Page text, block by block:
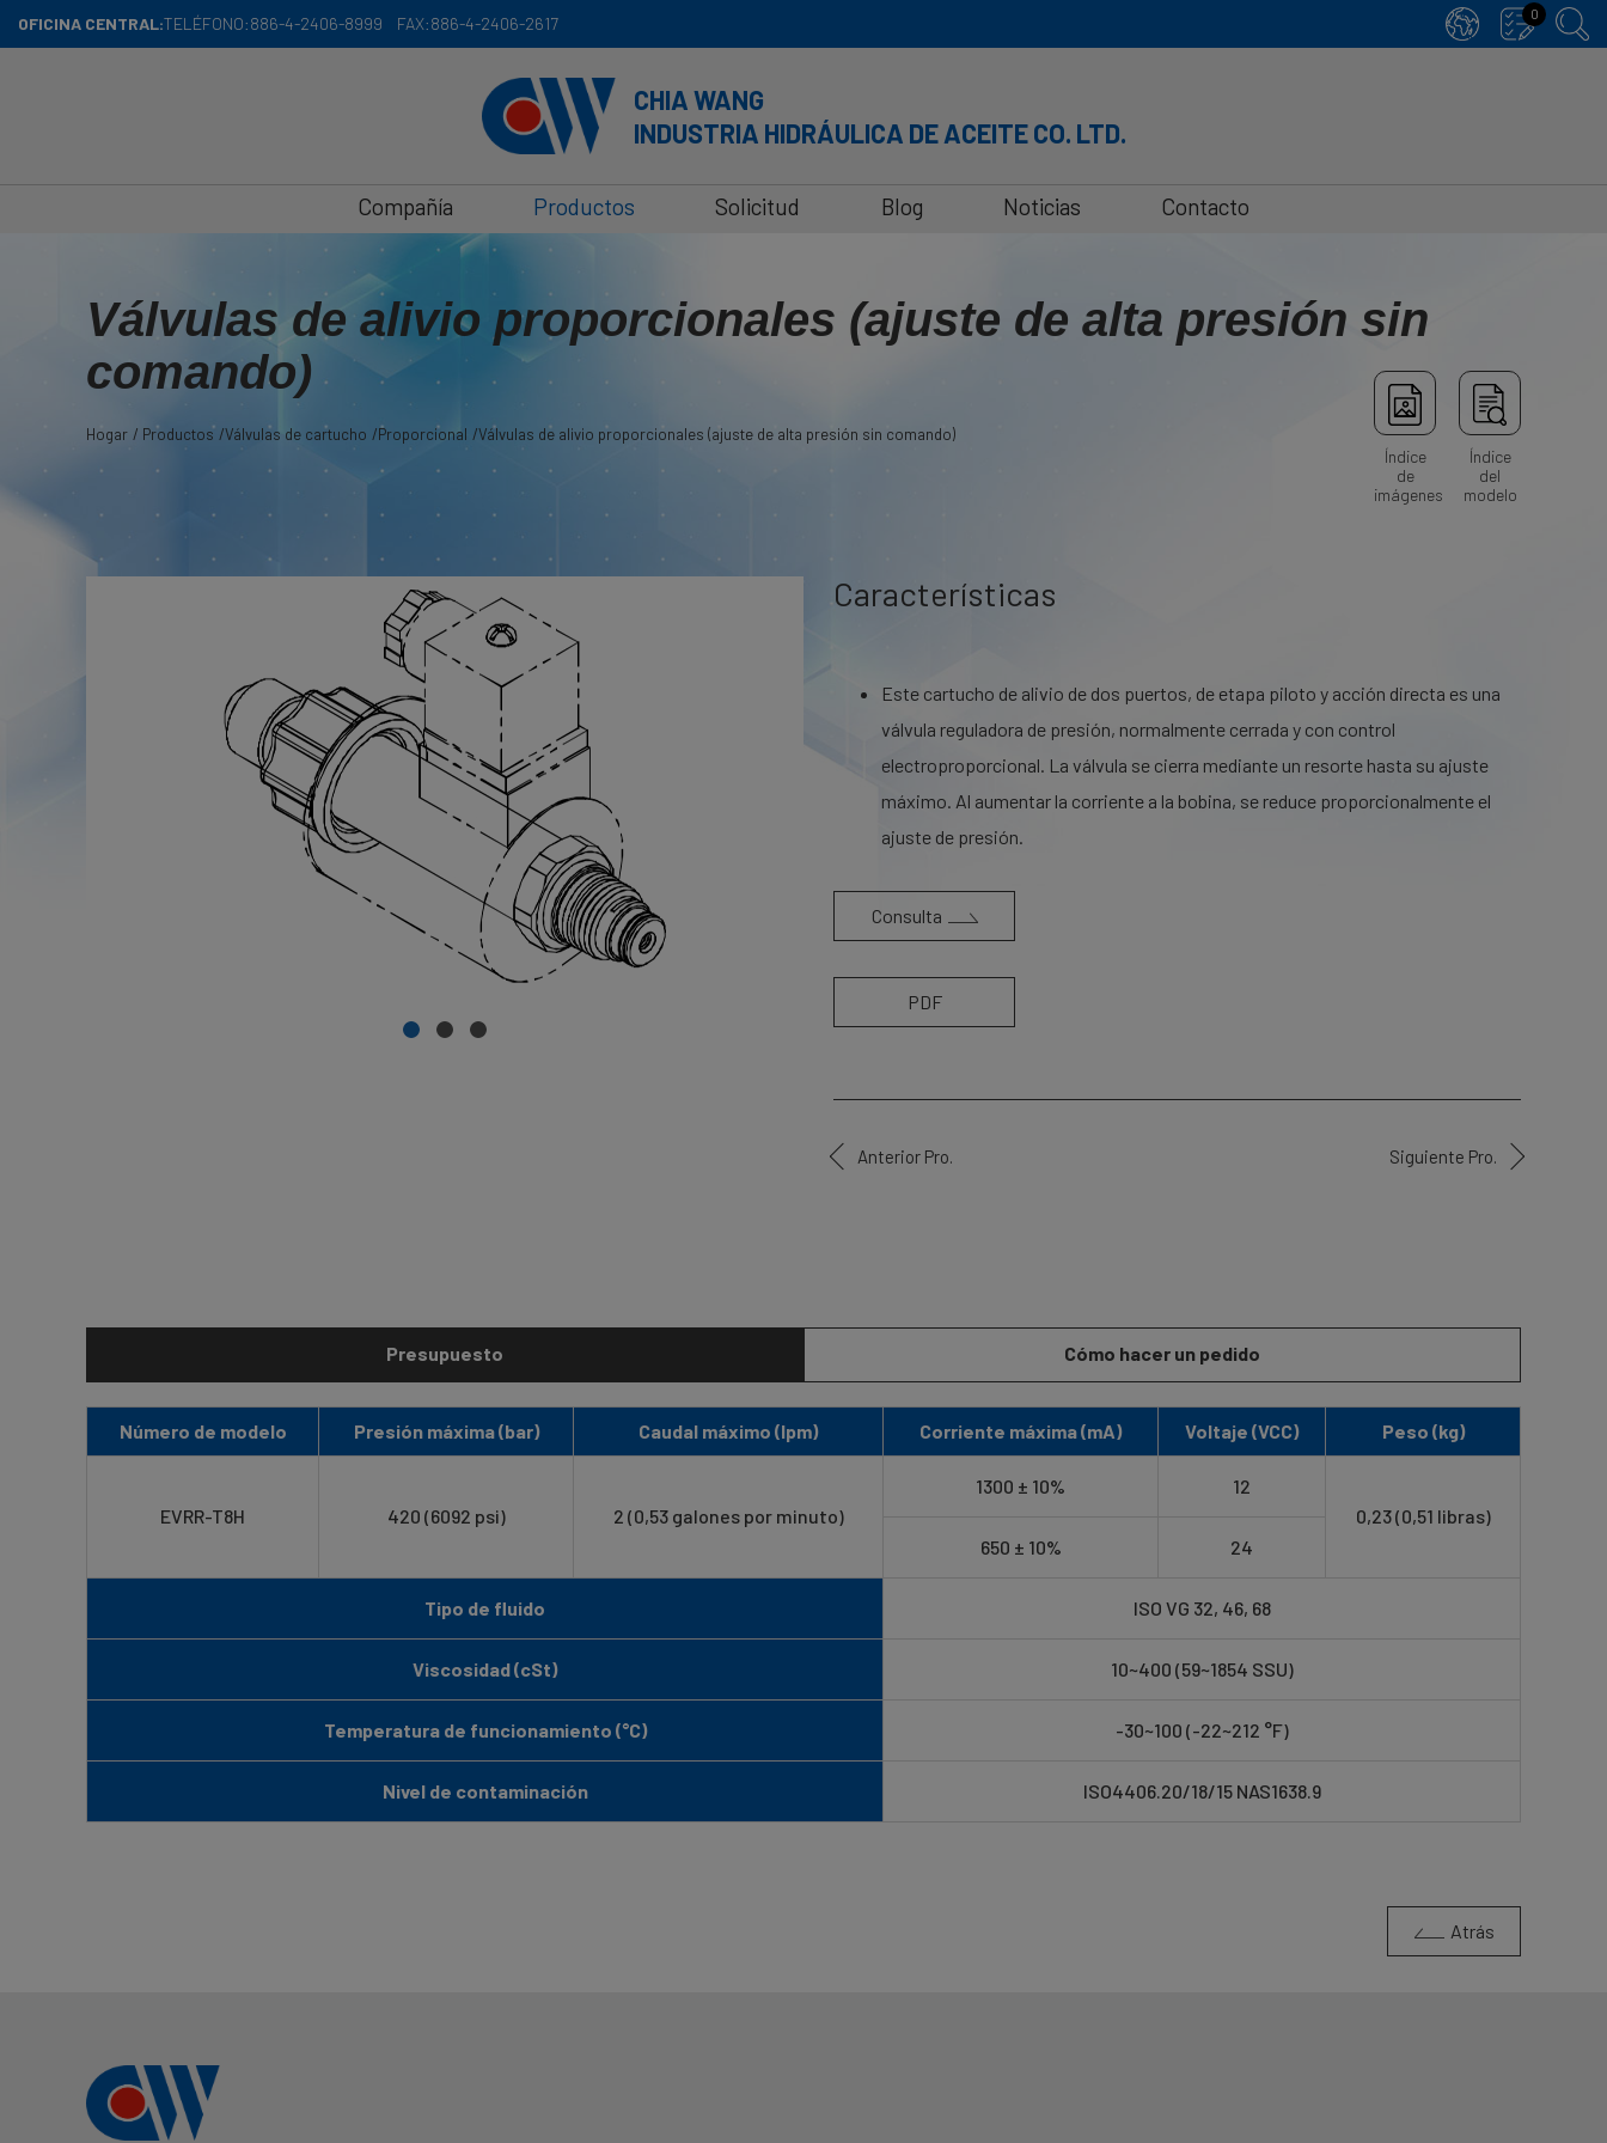
OFICINA CENTRAL:TELÉFONO:886-4-2406-8999 FAX:886-4-2406-2617
0
CHIA WANG
INDUSTRIA HIDRÁULICA DE ACEITE CO. LTD.
Compañía Productos Solicitud Blog Noticias Contacto
Válvulas de alivio proporcionales (ajuste de alta presión sin
comando)
Hogar Productos Válvulas de cartucho Proporcional Válvulas de alivio proporcionales (ajuste de alta presión sin comando)
Índice
de
imágenes
Índice
del
modelo
Características
Este cartucho de alivio de dos puertos, de etapa piloto y acción directa es una
válvula reguladora de presión, normalmente cerrada y con control
electroproporcional. La válvula se cierra mediante un resorte hasta su ajuste
máximo. Al aumentar la corriente a la bobina, se reduce proporcionalmente el
ajuste de presión.
Consulta
PDF
Anterior Pro. Siguiente Pro.
Presupuesto Cómo hacer un pedido
Número de modelo Presión máxima (bar) Caudal máximo (lpm) Corriente máxima (mA) Voltaje (VCC) Peso (kg)
EVRR-T8H 420 (6092 psi) 2 (0,53 galones por minuto)
1300 ± 10%
12
0,23 (0,51 libras)
650 ± 10%
24
Tipo de fluido ISO VG 32, 46, 68
Viscosidad (cSt) 10~400 (59~1854 SSU)
Temperatura de funcionamiento (°C) -30~100 (-22~212 °F)
Nivel de contaminación ISO4406.20/18/15 NAS1638.9
Atrás
Panel de gestión de cookies